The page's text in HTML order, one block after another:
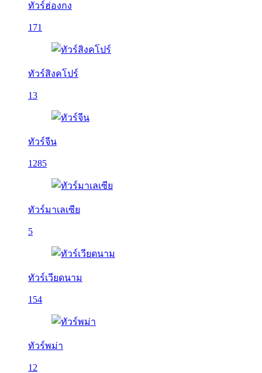
ทัวร์ฮ่องกง
171
ทัวร์สิงคโปร์
13
ทัวร์จีน
1285
ทัวร์มาเลเซีย
5
ทัวร์เวียดนาม
154
ทัวร์พม่า
12